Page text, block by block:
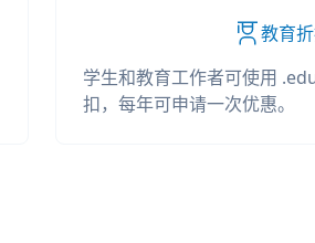
教育
学生和教育工作者可使用
扣，每年可申请一次优惠。